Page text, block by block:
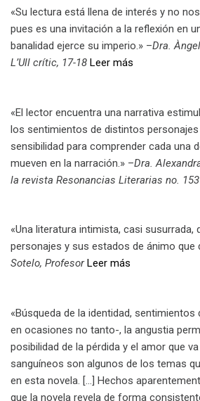
«Su lectura está llena de interés y no
pues es una invitación a la reflexión en
banalidad ejerce su imperio.» –Dra.
L’Ull crític, 17-18 Leer más
«El lector encuentra una narrativa
los sentimientos de distintos personajes
sensibilidad para comprender cada una
mueven en la narración.» –Dra.
la revista Resonancias Literarias no. 153
«Una literatura intimista, casi susurrada,
personajes y sus estados de ánimo que
Sotelo, Profesor Leer más
«Búsqueda de la identidad,
en ocasiones no tanto-, la angustia
posibilidad de la pérdida y el amor que
sanguíneos son algunos de los temas
en esta novela. […] Hechos
que la novela revela de forma